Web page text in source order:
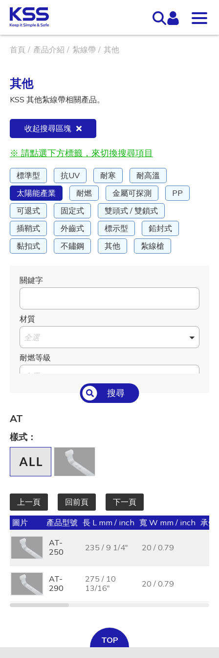
首頁 產品介紹 紮線帶 其他
其他
KSS 其他紮線帶相關產品。
收起搜尋區塊
※ 請點選下方標籤，來切換搜尋項目
標準型 抗UV 耐寒
耐高溫
太陽能產業
耐燃 金屬可探測
PP
可退式
固定式
雙頭式 / 雙鎖式
插鞘式
外齒式 標示型
鉛封式
黏扣式
不鏽鋼 其他 紮線槍
關鍵字
材質
全選
耐燃等級
全選
長 L mm / inch
寬 W mm / inch
全選
承受力 lbs/kgf/N
全選
最大束線徑 (mm)
基板孔徑 (mm)
全選
全選
搜尋
AT
樣式：
上一頁 回前頁 下一頁
圖片 產品型號 長 L mm / inch 寬 W mm / inch 承受
AT-
250
235 / 9 1/4" 20 / 0.79
AT-
290
275 / 10
13/16"
20 / 0.79
TOP